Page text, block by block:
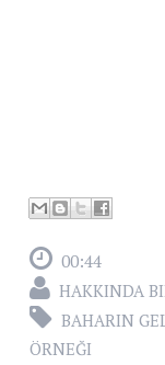
00:44
HAKKINDA
BAHARIN
ÖRNEĞI